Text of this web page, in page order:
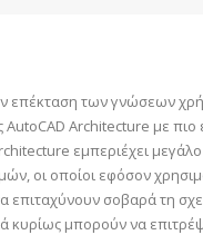
επέκταση των γνώσεων
Architecture με πιο
εμπεριέχει
οι οποίοι εφόσον
επιταχύνουν σοβαρά τη
κυρίως μπορούν να